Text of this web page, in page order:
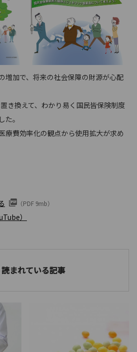
増加で、将来の社会保障の財源が心配
き換えて、わかり易く国民皆保険制度
。
療費効率化の観点から使用拡大が求め
（PDF 9mb）
）
読まれている記事